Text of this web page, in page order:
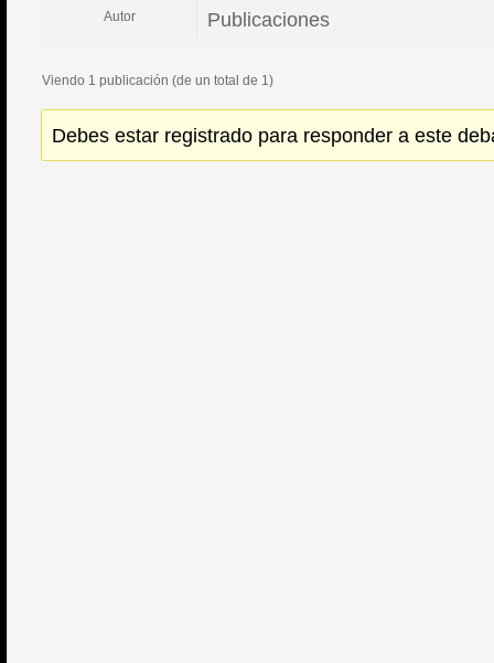
Autor Publicaciones
Viendo 1 publicación (de un total de 1)
Debes estar registrado para responder a este